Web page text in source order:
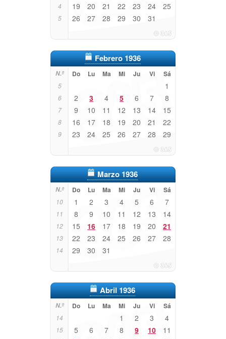
4 19 20 21 22 23 24 25
5 26 27 28 29 30 31
Febrero 1936
N.º Do Lu Ma Mi Ju Vi Sá
5 1
6 2 3 4 5 6 7 8
7 9 10 11 12 13 14 15
8 16 17 18 19 20 21 22
9 23 24 25 26 27 28 29
Marzo 1936
N.º Do Lu Ma Mi Ju Vi Sá
10 1 2 3 4 5 6 7
11 8 9 10 11 12 13 14
12 15 16 17 18 19 20 21
13 22 23 24 25 26 27 28
14 29 30 31
Abril 1936
N.º Do Lu Ma Mi Ju Vi Sá
14 1 2 3 4
15 5 6 7 8 9 10 11